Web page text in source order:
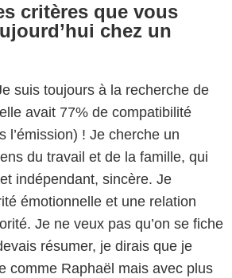
critères que vous
chez un
suis toujours à la recherche de
avait 77% de compatibilité
l’émission) ! Je cherche un
du travail et de la famille, qui
indépendant, sincère. Je
émotionnelle et une relation
Je ne veux pas qu’on se fiche
résumer, je dirais que je
comme Raphaël mais avec plus